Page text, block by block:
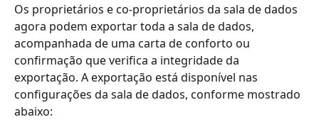
Os proprietários e co-proprietários da sala de dados
agora podem exportar toda a sala de dados,
acompanhada de uma carta de conforto ou
confirmação que verifica a integridade da
exportação. A exportação está disponível nas
configurações da sala de dados, conforme mostrado
abaixo: